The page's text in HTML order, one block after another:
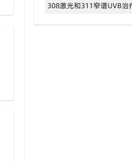
308激光和311窄谱UVB治